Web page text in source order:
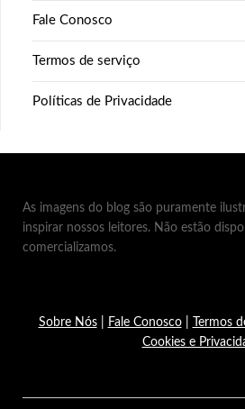
Fale Conosco
Termos de serviço
Políticas de Privacidade
As imagens do blog são puramente
inspirar nossos leitores. Não estão
comercializamos.
Sobre Nós| Fale Conosco| Termos
Cookies e